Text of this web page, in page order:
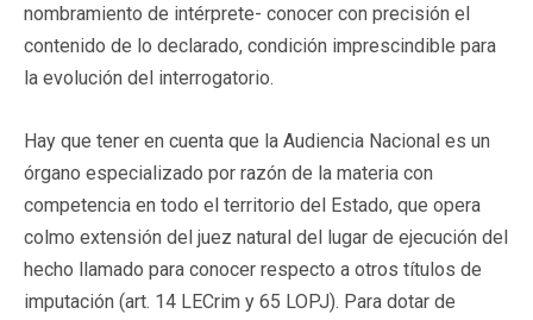
nombramiento de intérprete- conocer con precisión el
contenido de lo declarado, condición imprescindible para
la evolución del interrogatorio.
Hay que tener en cuenta que la Audiencia Nacional es un
órgano especializado por razón de la materia con
competencia en todo el territorio del Estado, que opera
colmo extensión del juez natural del lugar de ejecución del
hecho llamado para conocer respecto a otros títulos de
imputación (art. 14 LECrim y 65 LOPJ). Para dotar de